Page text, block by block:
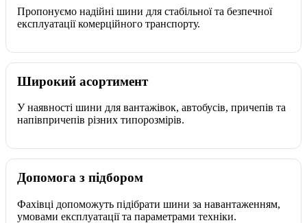
Пропонуємо надійні шини для стабільної та безпечної
експлуатації комерційного транспорту.
Широкий асортимент
У наявності шини для вантажівок, автобусів, причепів та
напівпричепів різних типорозмірів.
Допомога з підбором
Фахівці допоможуть підібрати шини за навантаженням,
умовами експлуатації та параметрами техніки.